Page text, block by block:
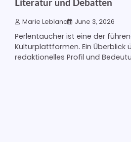
Marie Leblanc June 3, 2026
Perlentaucher ist eine der
Kulturplattformen. Ein Überblick
redaktionelles Profil und